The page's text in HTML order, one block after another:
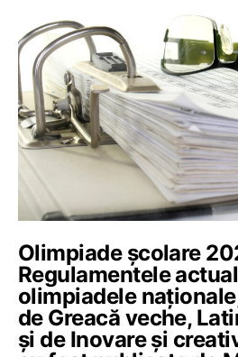
Olimpiade școlare
Regulamentele
olimpiadele
de Greacă veche,
și de Inovare și